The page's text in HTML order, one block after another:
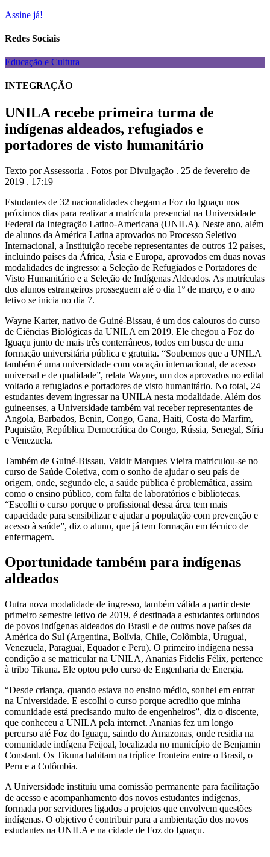
Assine já!
Redes Sociais
Educação e Cultura
INTEGRAÇÃO
UNILA recebe primeira turma de
indígenas aldeados, refugiados e
portadores de visto humanitário
Texto por Assessoria . Fotos por Divulgação . 25 de fevereiro de
2019 . 17:19
Estudantes de 32 nacionalidades chegam a Foz do Iguaçu nos
próximos dias para realizar a matrícula presencial na Universidade
Federal da Integração Latino-Americana (UNILA). Neste ano, além
de alunos da América Latina aprovados no Processo Seletivo
Internacional, a Instituição recebe representantes de outros 12 países,
incluindo países da África, Ásia e Europa, aprovados em duas novas
modalidades de ingresso: a Seleção de Refugiados e Portadores de
Visto Humanitário e a Seleção de Indígenas Aldeados. As matrículas
dos alunos estrangeiros prosseguem até o dia 1º de março, e o ano
letivo se inicia no dia 7.
Wayne Karter, nativo de Guiné-Bissau, é um dos calouros do curso
de Ciências Biológicas da UNILA em 2019. Ele chegou a Foz do
Iguaçu junto de mais três conterrâneos, todos em busca de uma
formação universitária pública e gratuita. “Soubemos que a UNILA
também é uma universidade com vocação internacional, de acesso
universal e de qualidade”, relata Wayne, um dos aprovados no edital
voltado a refugiados e portadores de visto humanitário. No total, 24
estudantes devem ingressar na UNILA nesta modalidade. Além dos
guineenses, a Universidade também vai receber representantes de
Angola, Barbados, Benin, Congo, Gana, Haiti, Costa do Marfim,
Paquistão, República Democrática do Congo, Rússia, Senegal, Síria
e Venezuela.
Também de Guiné-Bissau, Valdir Marques Vieira matriculou-se no
curso de Saúde Coletiva, com o sonho de ajudar o seu país de
origem, onde, segundo ele, a saúde pública é problemática, assim
como o ensino público, com falta de laboratórios e bibliotecas.
“Escolhi o curso porque o profissional dessa área tem mais
capacidade para sensibilizar e ajudar a população com prevenção e
acesso à saúde”, diz o aluno, que já tem formação em técnico de
enfermagem.
Oportunidade também para indígenas
aldeados
Outra nova modalidade de ingresso, também válida a partir deste
primeiro semestre letivo de 2019, é destinada a estudantes oriundos
de povos indígenas aldeados do Brasil e de outros nove países da
América do Sul (Argentina, Bolívia, Chile, Colômbia, Uruguai,
Venezuela, Paraguai, Equador e Peru). O primeiro indígena nessa
condição a se matricular na UNILA, Ananias Fidelis Félix, pertence
à tribo Tikuna. Ele optou pelo curso de Engenharia de Energia.
“Desde criança, quando estava no ensino médio, sonhei em entrar
na Universidade. E escolhi o curso porque acredito que minha
comunidade está precisando muito de engenheiros”, diz o discente,
que conheceu a UNILA pela internet. Ananias fez um longo
percurso até Foz do Iguaçu, saindo do Amazonas, onde residia na
comunidade indígena Feijoal, localizada no município de Benjamin
Constant. Os Tikuna habitam na tríplice fronteira entre o Brasil, o
Peru e a Colômbia.
A Universidade instituiu uma comissão permanente para facilitação
de acesso e acompanhamento dos novos estudantes indígenas,
formada por servidores ligados a projetos que envolvem questões
indígenas. O objetivo é contribuir para a ambientação dos novos
estudantes na UNILA e na cidade de Foz do Iguaçu.